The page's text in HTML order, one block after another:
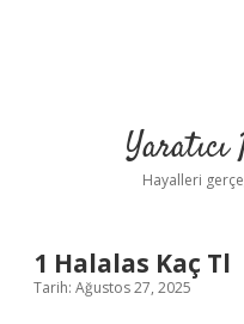
Hayalleri
1 Halalas Kaç Tl
Tarih: Ağustos 27, 2025